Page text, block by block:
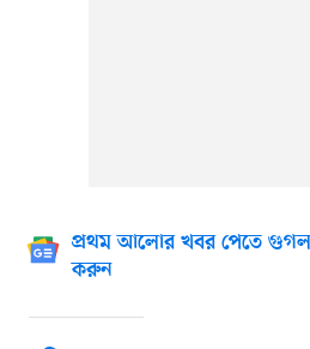
প্রথম আলোর খবর পেতে
করুন